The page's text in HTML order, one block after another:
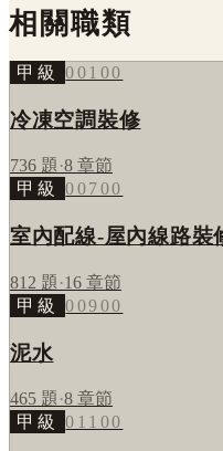
相關職類
甲級 00100
冷凍空調裝修
736 題 ·8 章節
甲級
00700
室內配線-屋內線路裝
812 題 ·16 章節
甲級
00900
泥水
465 題 ·8 章節
甲級
01100